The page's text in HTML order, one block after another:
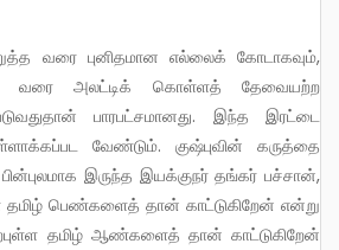
அலட்டிக் கொள்ளத் தேவையற்ற
பாரபட்சமானது. இந்த இரட்டை
வேண்டும். குஷ்புவின் கருத்தை
இருந்த இயக்குநர் தங்கர் பச்சான்,
தமிழ் பெண்களைத் தான் காட்டுகிறேன் என்று
தமிழ் ஆண்களைத் தான் காட்டுகிறேன்